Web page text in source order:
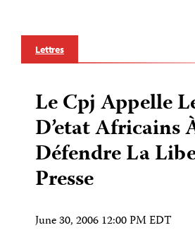
Lettres
Le Cpj Appelle
D’etat Africains
Défendre La
Presse
June 30, 2006 12:00 PM EDT